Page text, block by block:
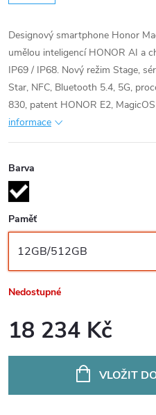
Designový smartphone Honor
umělou inteligencí HONOR AI a
IP69 / IP68. Nový režim Stage,
Star, NFC, Bluetooth 5.4, 5G,
830, patent HONOR E2,
informace
Barva
Paměť
Nedostupné
18 234 Kč
VLOŽIT